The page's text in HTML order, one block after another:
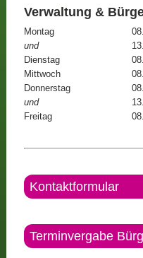
Verwaltung &
Montag
und
Dienstag
Mittwoch
Donnerstag
und
Freitag
Kontaktformular
Terminvergabe